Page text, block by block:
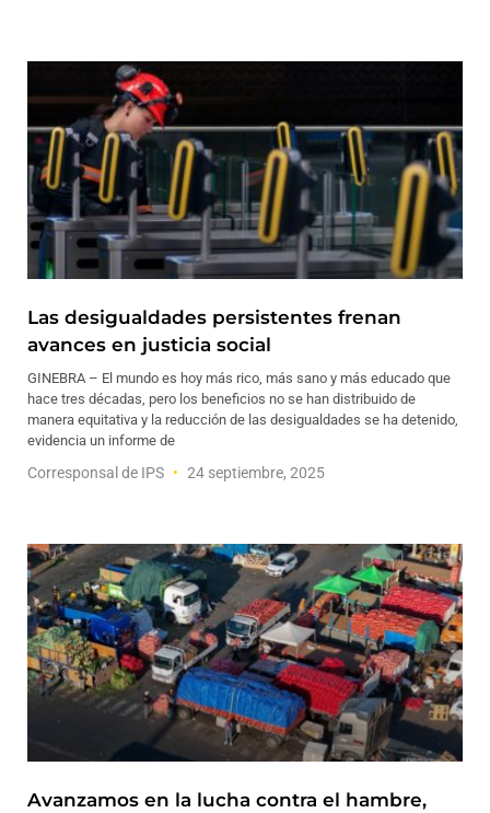
Las desigualdades persistentes frenan
avances en justicia social
GINEBRA – El mundo es hoy más rico, más sano y más educado que
hace tres décadas, pero los beneficios no se han distribuido de
manera equitativa y la reducción de las desigualdades se ha detenido,
evidencia un informe de
Corresponsal de IPS 24 septiembre, 2025
Avanzamos en la lucha contra el hambre,